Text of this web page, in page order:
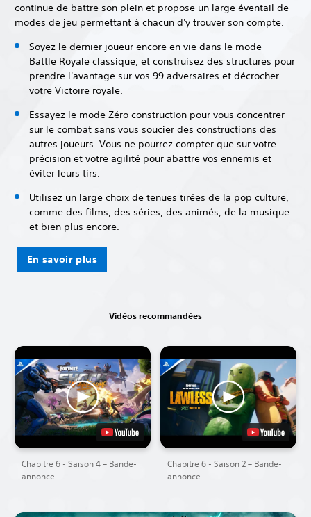
continue de battre son plein et propose un large éventail de
modes de jeu permettant à chacun d'y trouver son compte.
Soyez le dernier joueur encore en vie dans le mode
Battle Royale classique, et construisez des structures pour
prendre l'avantage sur vos 99 adversaires et décrocher
votre Victoire royale.
Essayez le mode Zéro construction pour vous concentrer
sur le combat sans vous soucier des constructions des
autres joueurs. Vous ne pourrez compter que sur votre
précision et votre agilité pour abattre vos ennemis et
éviter leurs tirs.
Utilisez un large choix de tenues tirées de la pop culture,
comme des films, des séries, des animés, de la musique
et bien plus encore.
En savoir plus
Vidéos recommandées
Chapitre 6 - Saison 4 – Bande-
annonce
Chapitre 6 - Saison 2 – Bande-
annonce